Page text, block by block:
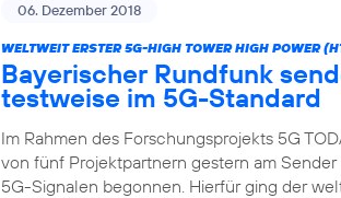
06. Dezember 2018
WELTWEIT ERSTER 5G-HIGH TOWER HIGH POWER
Bayerischer Rundfunk
testweise im 5G-Standard
Im Rahmen des Forschungsprojekts 5G
von fünf Projektpartnern gestern am
5G-Signalen begonnen. Hierfür ging der